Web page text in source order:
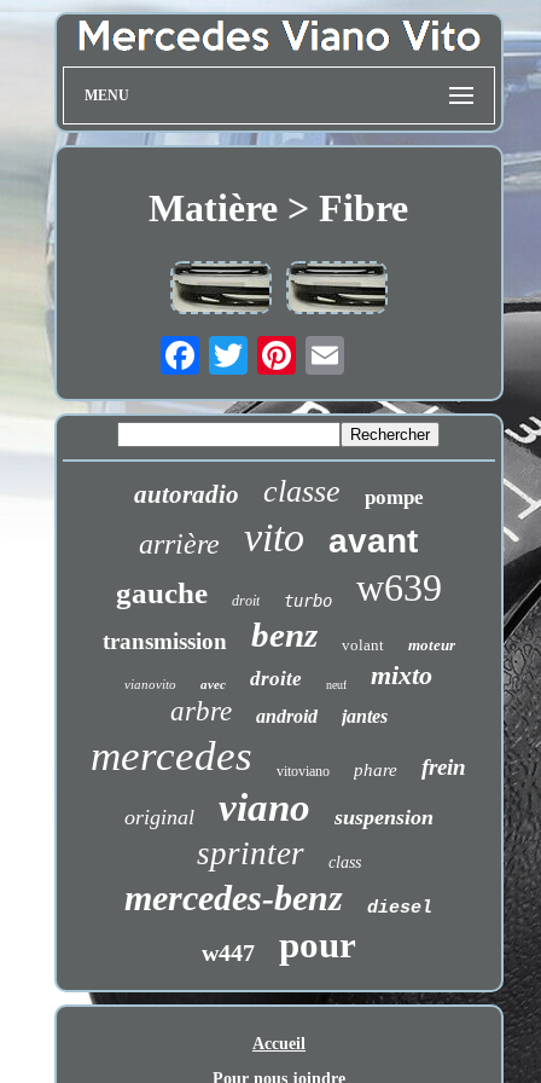
MENU
Matière > Fibre
autoradio classe pompe
arrière vito avant
gauche droit turbo w639
transmission benz volant moteur
vianovito avec droite neuf
mixto
arbre
android jantes
mercedes vitoviano phare frein
original viano suspension
sprinter class
mercedes-benz diesel
w447 pour
Accueil
Pour nous joindre